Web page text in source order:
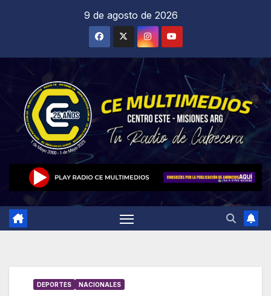
9 de agosto de 2026
DEPORTES NACIONALES